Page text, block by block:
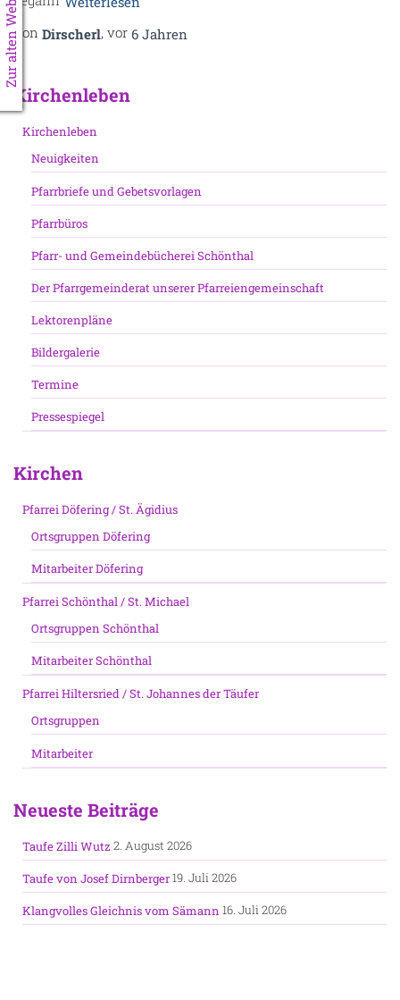
Von Dirscherl, vor 6 Jahren
Kirchenleben
Kirchenleben
Neuigkeiten
Pfarrbriefe und Gebetsvorlagen
Pfarrbüros
Pfarr- und Gemeindebücherei Schönthal
Der Pfarrgemeinderat unserer Pfarreiengemeinschaft
Lektorenpläne
Bildergalerie
Termine
Pressespiegel
Kirchen
Pfarrei Döfering / St. Ägidius
Ortsgruppen Döfering
Mitarbeiter Döfering
Pfarrei Schönthal / St. Michael
Ortsgruppen Schönthal
Mitarbeiter Schönthal
Pfarrei Hiltersried / St. Johannes der Täufer
Ortsgruppen
Mitarbeiter
Neueste Beiträge
Taufe Zilli Wutz 2. August 2026
Taufe von Josef Dirnberger19. Juli 2026
Klangvolles Gleichnis vom Sämann 16. Juli 2026
Zur alten Website